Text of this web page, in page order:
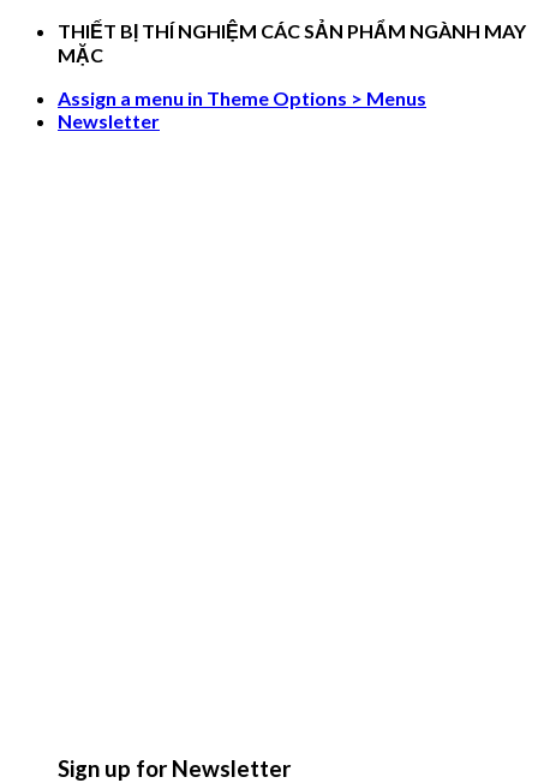
Skip
THIẾT BỊ THÍ NGHIỆM CÁC SẢN PHẨM NGÀNH MAY
MẶC
Assign a menu in Theme Options > Menus
Newsletter
Sign up for Newsletter